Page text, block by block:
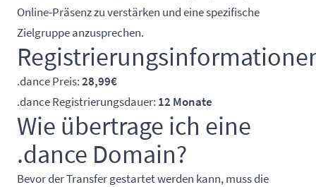
Online-Präsenz zu verstärken und eine spezifische
Zielgruppe anzusprechen.
.dance Preis:28,99€
.dance Registrierungsdauer: 12 Monate
Wie übertrage ich eine
.dance Domain?
Bevor der Transfer gestartet werden kann, muss die